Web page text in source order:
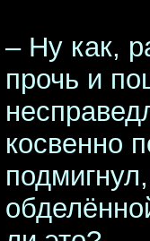
– Ну как,
прочь и
косвенно